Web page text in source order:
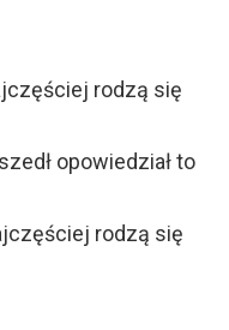
rodzą się
opowiedział to
rodzą się